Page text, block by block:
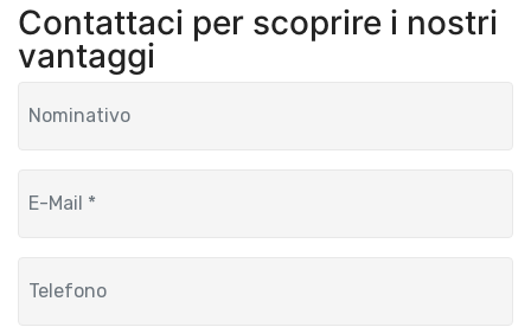
Contattaci per scoprire i nostri
vantaggi